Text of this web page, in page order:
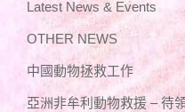
Latest News & Events
OTHER NEWS
中國動物拯救工作
亞洲非牟利動物救援 – 待